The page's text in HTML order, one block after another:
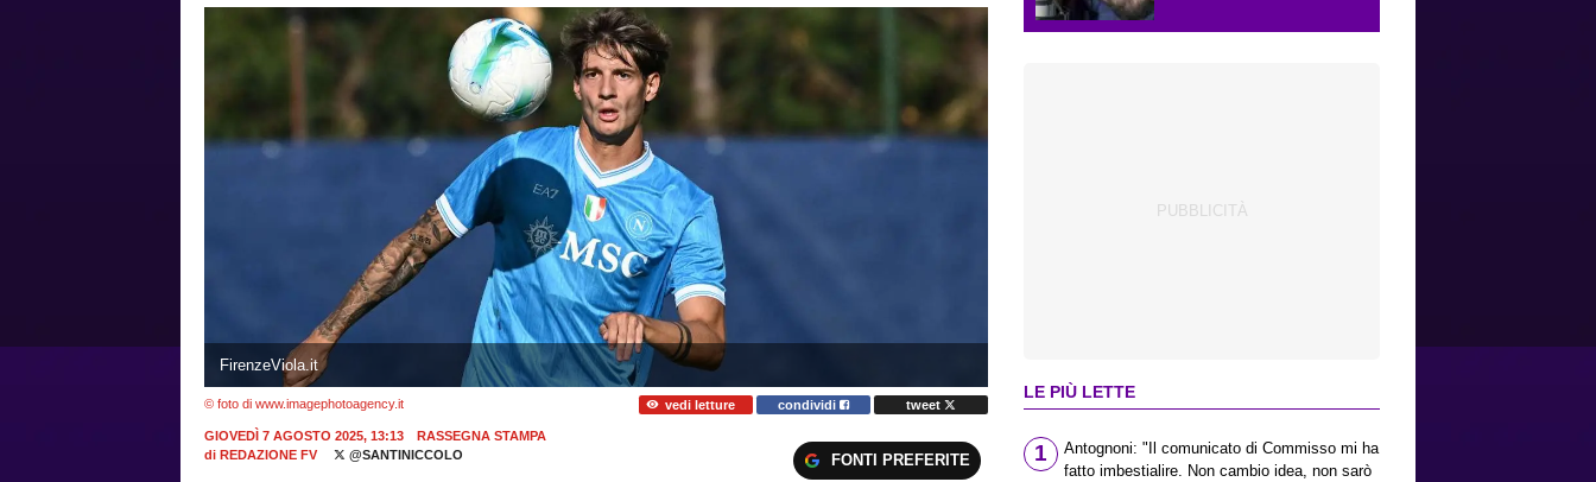
FirenzeViola.it
© foto di www.imagephotoagency.it vedi letture condividi tweet
GIOVEDÌ 7 AGOSTO 2025, 13:13
RASSEGNA STAMPA
di REDAZIONE FV @SANTINICCOLO FONTI PREFERITE
LE PIÙ LETTE
1
Antognoni: "Il comunicato di Commisso mi ha
fatto imbestialire. Non cambio idea, non sarò